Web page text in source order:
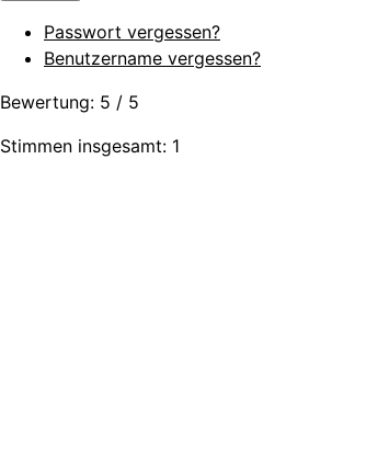
Passwort vergessen?
Benutzername vergessen?
Bewertung: 5 / 5
Stimmen insgesamt: 1